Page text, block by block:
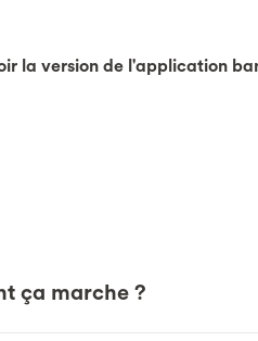
la version de l'application
ça marche ?